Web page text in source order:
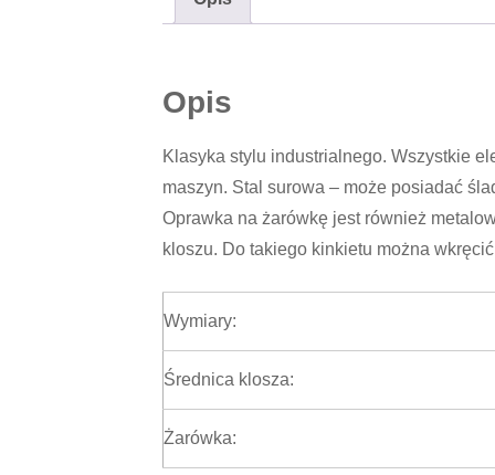
Opis
Klasyka stylu industrialnego. Wszystkie
maszyn. Stal surowa – może posiadać
Oprawka na żarówkę jest również
kloszu. Do takiego kinkietu można
Wymiary:
Średnica klosza:
Żarówka: